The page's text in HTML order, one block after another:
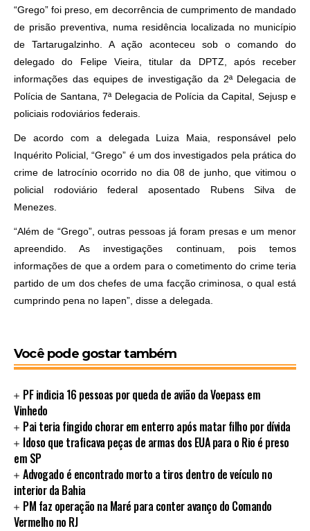
“Grego” foi preso, em decorrência de cumprimento de mandado
de prisão preventiva, numa residência localizada no município
de Tartarugalzinho. A ação aconteceu sob o comando do
delegado do Felipe Vieira, titular da DPTZ, após receber
informações das equipes de investigação da 2ª Delegacia de
Polícia de Santana, 7ª Delegacia de Polícia da Capital, Sejusp e
policiais rodoviários federais.
De acordo com a delegada Luiza Maia, responsável pelo
Inquérito Policial, “Grego” é um dos investigados pela prática do
crime de latrocínio ocorrido no dia 08 de junho, que vitimou o
policial rodoviário federal aposentado Rubens Silva de
Menezes.
“Além de “Grego”, outras pessoas já foram presas e um menor
apreendido. As investigações continuam, pois temos
informações de que a ordem para o cometimento do crime teria
partido de um dos chefes de uma facção criminosa, o qual está
cumprindo pena no Iapen”, disse a delegada.
Você pode gostar também
PF indicia 16 pessoas por queda de avião da Voepass em
Vinhedo
Pai teria fingido chorar em enterro após matar filho por dívida
Idoso que traficava peças de armas dos EUA para o Rio é preso
em SP
Advogado é encontrado morto a tiros dentro de veículo no
interior da Bahia
PM faz operação na Maré para conter avanço do Comando
Vermelho no RJ